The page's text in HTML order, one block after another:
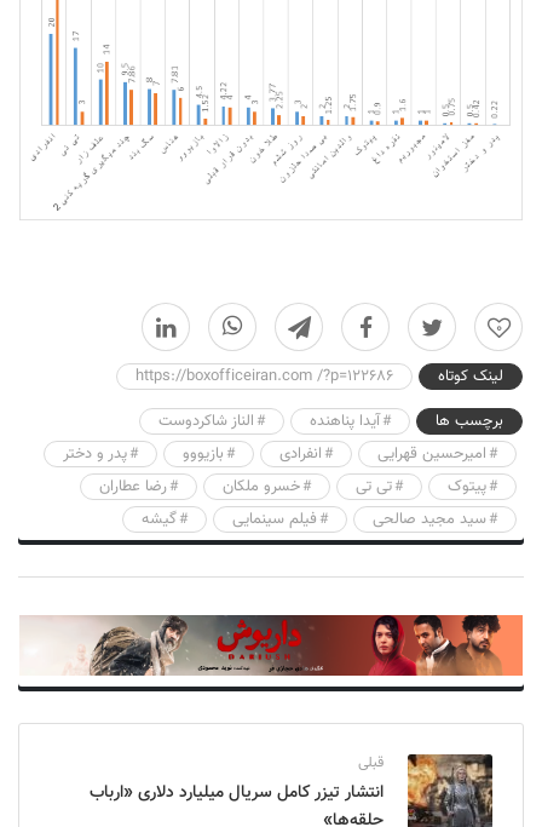
0
لینک کوتاه
https://boxofficeiran.com /?p=122686
برچسب ها
آیدا پناهنده
الناز شاکردوست
امیرحسین قهرایی
انفرادی بازیووو
پدر و دختر
پیتوک
تی تی خسرو ملکان
رضا عطاران
سید مجید صالحی
فیلم سینمایی گیشه
قبلی
انتشار تیزر کامل سریال میلیارد دلاری «ارباب
حلقه‌ها»